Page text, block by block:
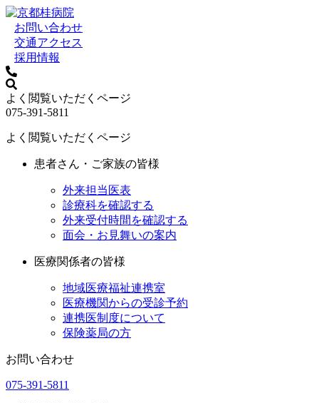
お問い合わせ
交通アクセス
採用情報
よく閲覧いただくページ
075-391-5811
よく閲覧いただくページ
患者さん・ご家族の皆様
外来担当医表
診療科を確認する
外来受付時間を確認する
面会・お見舞いの案内
医療関係者の皆様
地域医療福祉連携室
医療機関からの受診予約
連携医制度について
保険薬局の方
お問い合わせ
075-391-5811